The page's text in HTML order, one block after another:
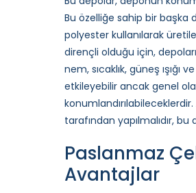
Bu özelliğe sahip bir başka
polyester kullanılarak
dirençli olduğu için,
nem, sıcaklık, güneş
etkileyebilir ancak genel
tarafından yapılmalıdır, bu
Paslanmaz
Avantajlar